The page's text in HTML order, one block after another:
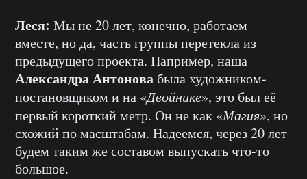
Леся: Мы не 20 лет, конечно, работаем
вместе, но да, часть группы перетекла из
предыдущего проекта. Например, наша
Александра Антонова была художником-
постановщиком и на «Двойнике», это был её
первый короткий метр. Он не как «Магия», но
схожий по масштабам. Надеемся, через 20 лет
будем таким же составом выпускать что-то
большое.